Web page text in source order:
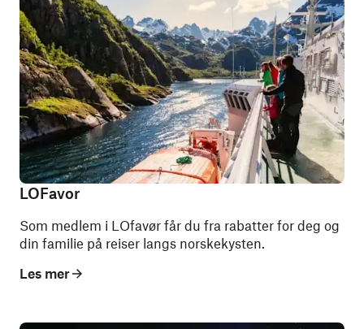
LOFavor
Som medlem i LOfavør får du fra rabatter for deg og
din familie på reiser langs norskekysten.
Les mer